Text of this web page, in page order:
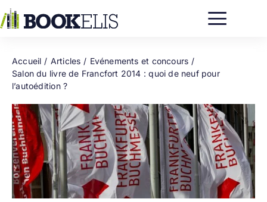
au
contenu
Accueil Articles
Evénements et concours
Salon du livre de Francfort 2014 : quoi de neuf pour
l’autoédition ?